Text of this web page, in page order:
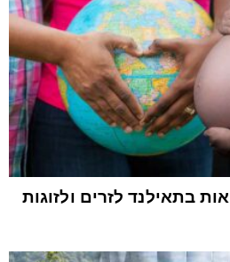
בתאילנד לזרים ולזוגות